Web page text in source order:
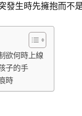
發生時先擁抱而不
欲何時上線
子的手
時